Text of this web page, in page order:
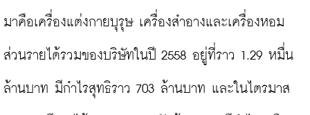
มาคือเครื่องแต่งกายบุรุษ เครื่องสำอางและเครื่องหอม
ส่วนรายได้รวมของบริษัทในปี 2558 อยู่ที่ราว 1.29 หมื่น
ล้านบาท มีกำไรสุทธิราว 703 ล้านบาท และในไตรมาส